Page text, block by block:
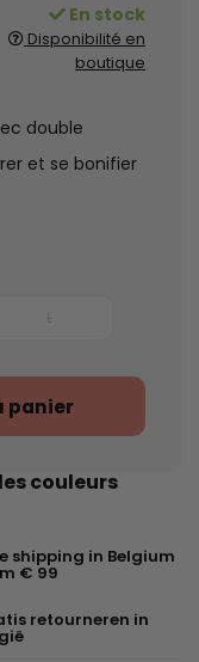
En stock
Disponibilité en
boutique
double
et se bonifier
panier
couleurs
shipping in Belgium
€ 99
retourneren in